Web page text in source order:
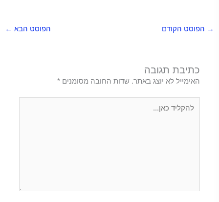
→ הפוסט הקודם הפוסט הבא ←
כתיבת תגובה
האימייל לא יוצג באתר. שדות החובה מסומנים*
כאן...